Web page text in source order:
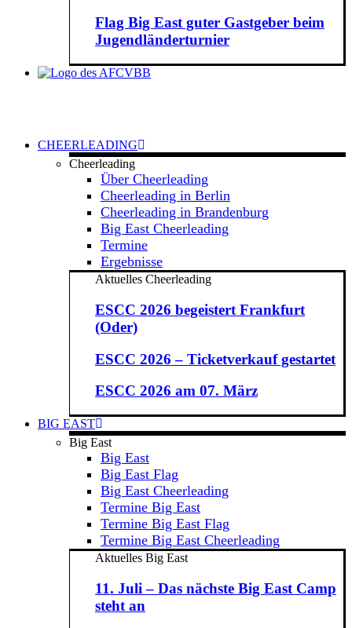
Flag Big East guter Gastgeber beim
Jugendländerturnier
CHEERLEADING
Cheerleading
Über Cheerleading
Cheerleading in Berlin
Cheerleading in Brandenburg
Big East Cheerleading
Termine
Ergebnisse
Aktuelles Cheerleading
ESCC 2026 begeistert Frankfurt
(Oder)
ESCC 2026 – Ticketverkauf gestartet
ESCC 2026 am 07. März
BIG EAST
Big East
Big East
Big East Flag
Big East Cheerleading
Termine Big East
Termine Big East Flag
Termine Big East Cheerleading
Aktuelles Big East
11. Juli – Das nächste Big East Camp
steht an